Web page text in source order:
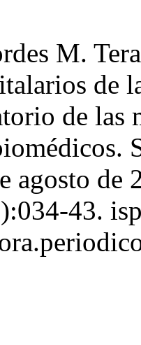
M.
de
de las
agosto de
43.